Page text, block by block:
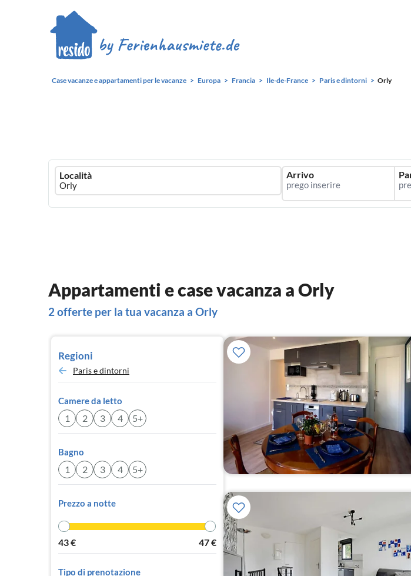
Case vacanze e appartamenti per le vacanze Europa Francia Ile-de-France Paris e dintorni Orly
Ferienhausmiete
logo
Località Arrivo
Appartamenti e case vacanza a Orly
2 offerte per la tua vacanza a Orly
Regioni
Paris e dintorni
Camere da letto
1 2 3 4 5+
Bagno
1 2 3 4 5+
Prezzo a notte
43€ 47€
Tipo di prenotazione